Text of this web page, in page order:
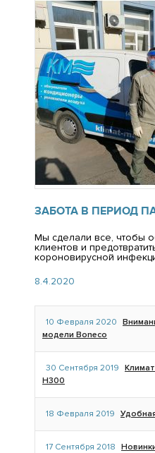
ЗАБОТА В ПЕРИОД
Мы сделали все, чтобы
клиентов и
короновирусной
8.4.2020
10 Февраля 2020
модели Boneco
30 Сентября 2019
H300
18 Февраля 2019
17 Сентября 2018